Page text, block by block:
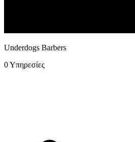
Underdogs Barbers
0 Υπηρεσίες